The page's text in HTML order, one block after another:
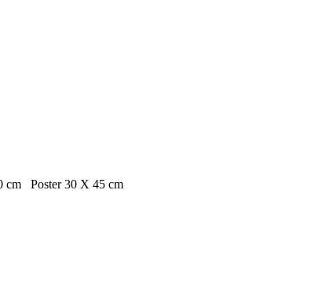
cm Poster 30 X 45 cm